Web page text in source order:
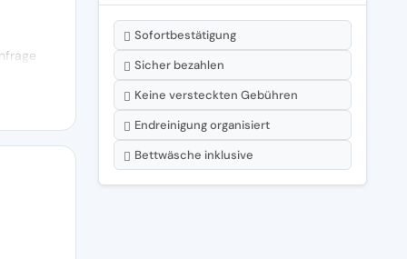
Sofortbestätigung
Sicher bezahlen
Keine versteckten Gebühren
Endreinigung organisiert
Bettwäsche inklusive